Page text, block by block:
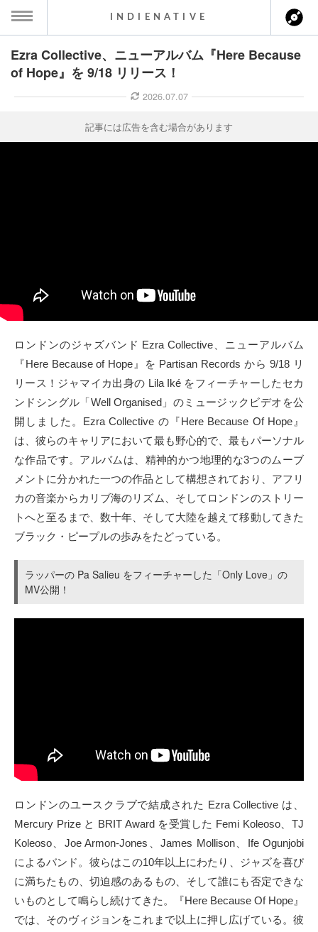
MENU
ト
Twitter
Facebook
instagram
Tumblr
to indienative
INDIENATIVE
Ezra Collective、ニューアルバム『Here Because
of Hope』を 9/18 リリース！
2026.07.07
記事には広告を含む場合があります
ロンドンのジャズバンド Ezra Collective、ニューアルバム
『Here Because of Hope』を Partisan Records から 9/18 リ
リース！ジャマイカ出身の Lila Iké をフィーチャーしたセカ
ンドシングル「Well Organised」のミュージックビデオを公
開しました。Ezra Collective の『Here Because Of Hope』
は、彼らのキャリアにおいて最も野心的で、最もパーソナル
な作品です。アルバムは、精神的かつ地理的な3つのムーブ
メントに分かれた一つの作品として構想されており、アフリ
カの音楽からカリブ海のリズム、そしてロンドンのストリー
トへと至るまで、数十年、そして大陸を越えて移動してきた
ブラック・ピープルの歩みをたどっている。
ラッパーの Pa Salieu をフィーチャーした「Only Love」の
MV公開！
ロンドンのユースクラブで結成された Ezra Collective は、
Mercury Prize と BRIT Award を受賞した Femi Koleoso、TJ
Koleoso、Joe Armon-Jones、James Mollison、Ife Ogunjobi
によるバンド。彼らはこの10年以上にわたり、ジャズを喜び
に満ちたもの、切迫感のあるもの、そして誰にも否定できな
いものとして鳴らし続けてきた。『Here Because Of Hope』
では、そのヴィジョンをこれまで以上に押し広げている。彼